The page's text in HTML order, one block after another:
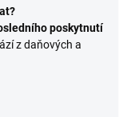
poskytnutí
z daňových a